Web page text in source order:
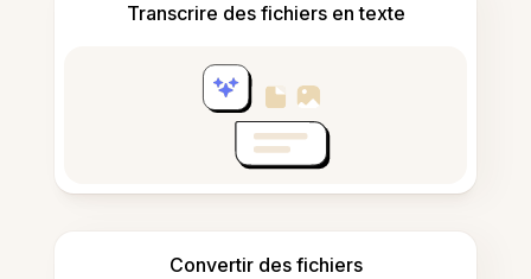
Transcrire des fichiers en texte
Convertir des fichiers